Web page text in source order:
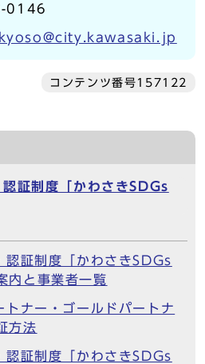
0146
コンテンツ番号157122
証制度「かわさきSDGs
認証制度「かわさきSDGs
内と事業者一覧
トナー・ゴールドパートナ
方法
認証制度「かわさきSDGs